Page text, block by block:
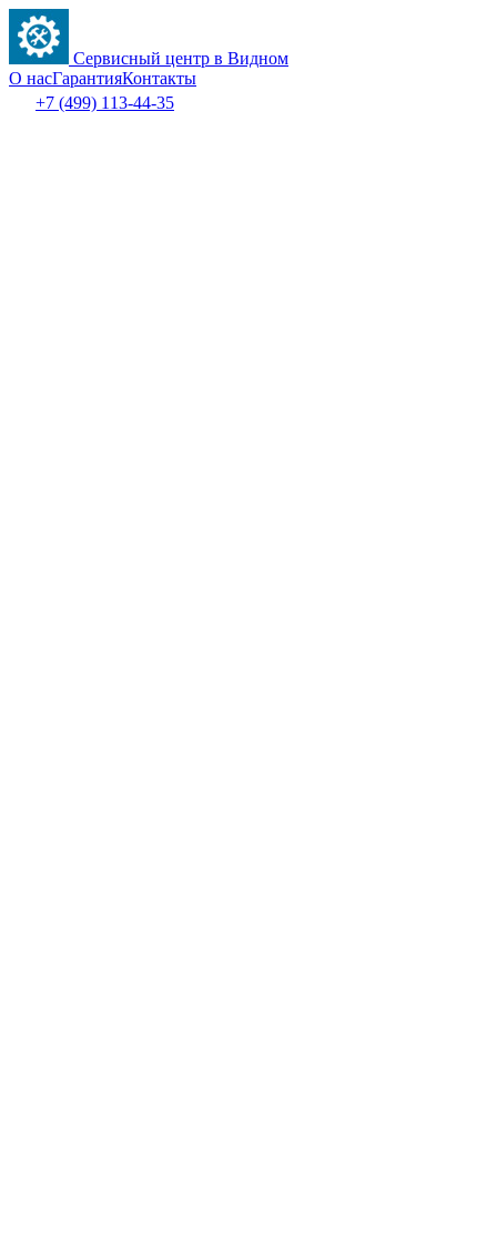
Сервисный центр в Видном
О насГарантияКонтакты
+7 (499) 113-44-35